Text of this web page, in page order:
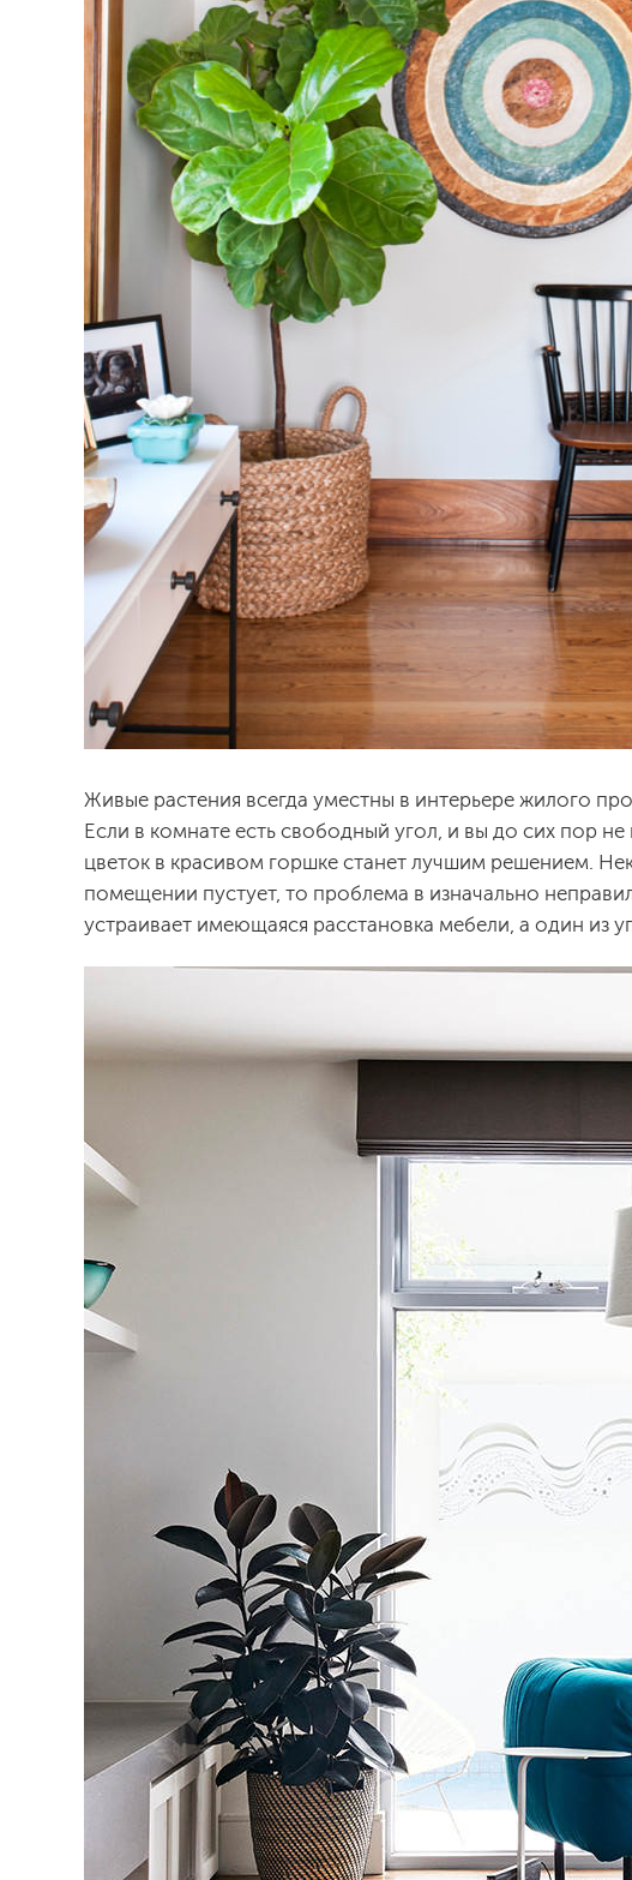
Живые растения всегда уместны в интерьере жилого
Если в комнате есть свободный угол, и вы до сих пор
цветок в красивом горшке станет лучшим решением.
помещении пустует, то проблема в изначально
устраивает имеющаяся расстановка мебели, а один из